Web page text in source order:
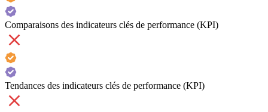
Comparaisons des indicateurs clés de performance (KPI)
Tendances des indicateurs clés de performance (KPI)